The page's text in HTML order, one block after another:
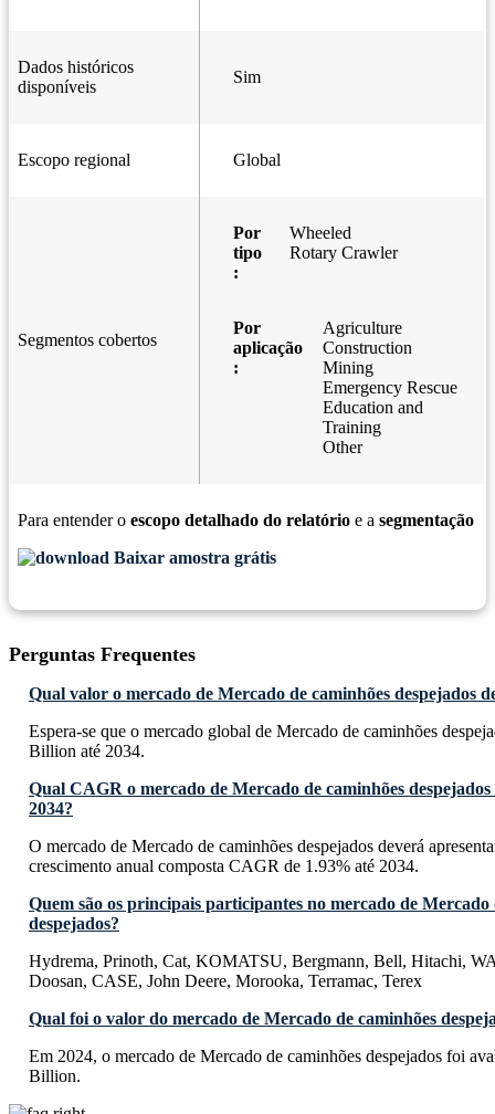
Dados históricos
disponíveis
Sim
Escopo regional Global
Segmentos cobertos
Por
tipo
:
Wheeled
Rotary Crawler
Por
aplicação
:
Agriculture
Construction
Mining
Emergency Rescue
Education and
Training
Other
Para entender o escopo detalhado do relatório e a segmentação
Baixar amostra grátis
Perguntas Frequentes
Qual valor o mercado de Mercado de caminhões despejados
Espera-se que o mercado global de Mercado de caminhões
Billion até 2034.
Qual CAGR o mercado de Mercado de caminhões
2034?
O mercado de Mercado de caminhões despejados deverá
crescimento anual composta CAGR de 1.93% até 2034.
Quem são os principais participantes no mercado de Mercado
despejados?
Hydrema, Prinoth, Cat, KOMATSU, Bergmann, Bell, Hitachi,
Doosan, CASE, John Deere, Morooka, Terramac, Terex
Qual foi o valor do mercado de Mercado de caminhões
Em 2024, o mercado de Mercado de caminhões despejados foi
Billion.